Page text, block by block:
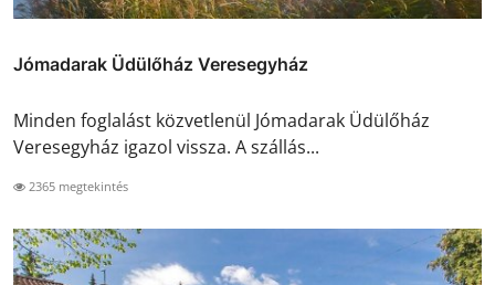
Jómadarak Üdülőház Veresegyház
Minden foglalást közvetlenül Jómadarak Üdülőház
Veresegyház igazol vissza. A szállás...
2365 megtekintés